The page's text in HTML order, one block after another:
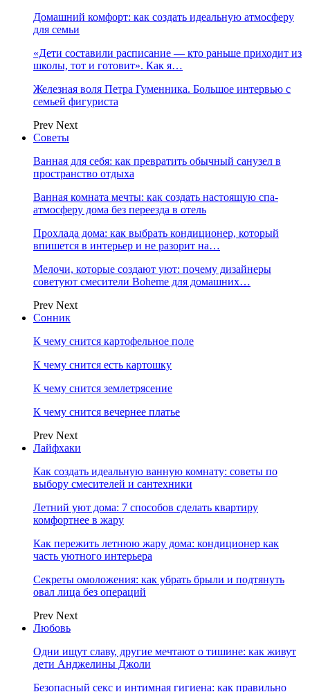
Домашний комфорт: как создать идеальную атмосферу
для семьи
«Дети составили расписание — кто раньше приходит из
школы, тот и готовит». Как я…
Железная воля Петра Гуменника. Большое интервью с
семьей фигуриста
Prev Next
Советы
Ванная для себя: как превратить обычный санузел в
пространство отдыха
Ванная комната мечты: как создать настоящую спа-
атмосферу дома без переезда в отель
Прохлада дома: как выбрать кондиционер, который
впишется в интерьер и не разорит на…
Мелочи, которые создают уют: почему дизайнеры
советуют смесители Boheme для домашних…
Prev Next
Сонник
К чему снится картофельное поле
К чему снится есть картошку
К чему снится землетрясение
К чему снится вечернее платье
Prev Next
Лайфхаки
Как создать идеальную ванную комнату: советы по
выбору смесителей и сантехники
Летний уют дома: 7 способов сделать квартиру
комфортнее в жару
Как пережить летнюю жару дома: кондиционер как
часть уютного интерьера
Секреты омоложения: как убрать брыли и подтянуть
овал лица без операций
Prev Next
Любовь
Одни ищут славу, другие мечтают о тишине: как живут
дети Анджелины Джоли
Безопасный секс и интимная гигиена: как правильно